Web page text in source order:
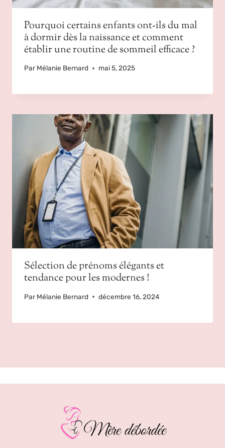
Pourquoi certains enfants ont-ils du mal
à dormir dès la naissance et comment
établir une routine de sommeil efficace ?
Par Mélanie Bernard mai 5, 2025
Sélection de prénoms élégants et
tendance pour les modernes !
Par Mélanie Bernard décembre 16, 2024